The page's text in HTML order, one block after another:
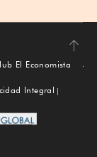
Subir
El Economista
Integral